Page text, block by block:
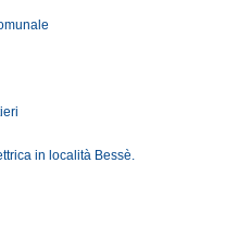
in località Bessè.